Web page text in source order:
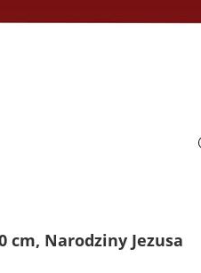
cm, Narodziny Jezusa